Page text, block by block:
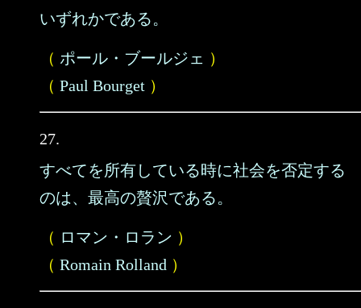
いずれかである。
（ ポール・ブールジェ ）
（ Paul Bourget ）
27.
すべてを所有している時に社会を否定する
のは、最高の贅沢である。
（ ロマン・ロラン ）
（ Romain Rolland ）